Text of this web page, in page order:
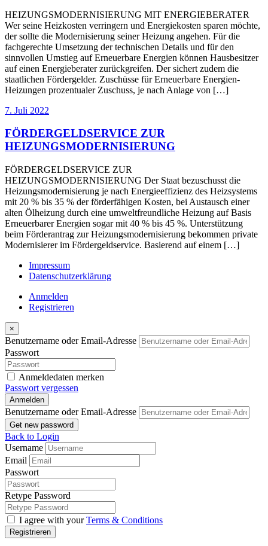
HEIZUNGSMODERNISIERUNG MIT ENERGIEBERATER
Wer seine Heizkosten verringern und Energiekosten sparen möchte,
der sollte die Modernisierung seiner Heizung angehen. Für die
fachgerechte Umsetzung der technischen Details und für den
sinnvollen Umstieg auf Erneuerbare Energien können Hausbesitzer
auf einen Energieberater zurückgreifen. Der sichert zudem die
staatlichen Fördergelder. Zuschüsse für Erneuerbare Energien-
Heizungen prozentualer Zuschuss, je nach Anlage von […]
7. Juli 2022
FÖRDERGELDSERVICE ZUR
HEIZUNGSMODERNISIERUNG
FÖRDERGELDSERVICE ZUR
HEIZUNGSMODERNISIERUNG Der Staat bezuschusst die
Heizungsmodernisierung je nach Energieeffizienz des Heizsystems
mit 20 % bis 35 % der förderfähigen Kosten, bei Austausch einer
alten Ölheizung durch eine umweltfreundliche Heizung auf Basis
Erneuerbarer Energien sogar mit 40 % bis 45 %. Unterstützung
beim Förderantrag zur Heizungsmodernisierung bekommen private
Modernisierer im Fördergeldservice. Basierend auf einem […]
Impressum
Datenschutzerklärung
Anmelden
Registrieren
×
Benutzername oder Email-Adresse
Passwort
Anmeldedaten merken
Passwort vergessen
Anmelden
Benutzername oder Email-Adresse
Get new password
Back to Login
Username
Email
Passwort
Retype Password
I agree with yourTerms & Conditions
Registrieren